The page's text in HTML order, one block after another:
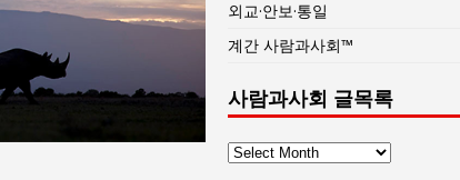
외교·안보·통일
계간 사람과사회™
사람과사회 글목록
사